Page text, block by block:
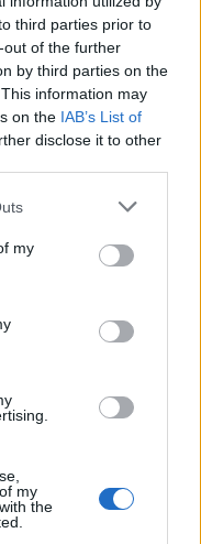
third parties prior to
of the further
by third parties on the
information may
on the IAB’s List of
disclose it to other
my
my
the
13.045